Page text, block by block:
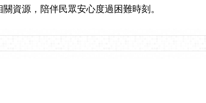
資源，陪伴民眾安心度過困難時刻。